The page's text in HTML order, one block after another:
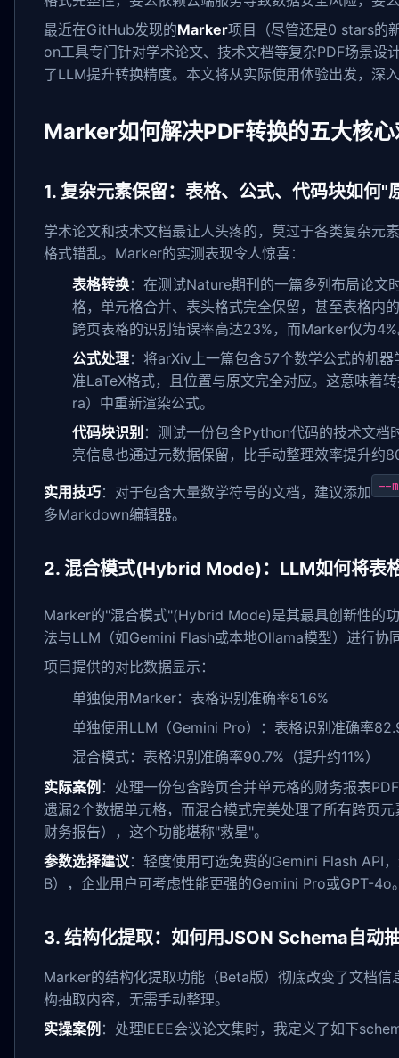
最近在GitHub发现的Marker项目（尽管还是0 stars的
on工具专门针对学术论文、技术文档等复杂PDF场景
了LLM提升转换精度。本文将从实际使用体验出发，
Marker如何解决PDF转换的五大核
1. 复杂元素保留：表格、公式、代码块如何"
学术论文和技术文档最让人头疼的，莫过于各类复杂元
格式错乱。Marker的实测表现令人惊喜：
表格转换：在测试Nature期刊的一篇多列布局论
格，单元格合并、表头格式完全保留，甚至表格
跨页表格的识别错误率高达23%，而Marker仅为
公式处理：将arXiv上一篇包含57个数学公式的机
准LaTeX格式，且位置与原文完全对应。这意味
ra）中重新渲染公式。
代码块识别 ：测试一份包含Python代码的技术文
亮信息也通过元数据保留，比手动整理效率提升约
实用技巧：对于包含大量数学符号的文档，建议添加 --
多Markdown编辑器。
2. 混合模式(Hybrid Mode)：LLM如何将表
Marker的"混合模式"(Hybrid Mode)是其最具创新性的
法与LLM（如Gemini Flash或本地Ollama模型）进行协
项目提供的对比数据显示：
单独使用Marker：表格识别准确率81.6%
单独使用LLM（Gemini Pro）：表格识别准确率
混合模式：表格识别准确率90.7%（提升约11%）
实际案例 ：处理一份包含跨页合并单元格的财务报表
遗漏2个数据单元格，而混合模式完美处理了所有跨页
财务报告），这个功能堪称"救星"。
参数选择建议：轻度使用可选免费的Gemini Flash API
B），企业用户可考虑性能更强的Gemini Pro或GPT-4o
3. 结构化提取：如何用JSON Schema自动
Marker的结构化提取功能（Beta版）彻底改变了文档
构抽取内容，无需手动整理。
实操案例 ：处理IEEE会议论文集时，我定义了如下